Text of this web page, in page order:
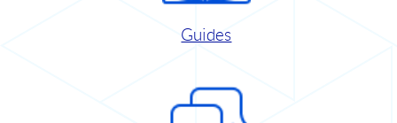
Guides